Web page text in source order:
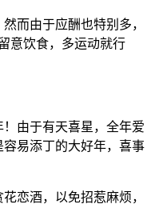
而由于应酬也特别多，
意饮食，多运动就行
由于有天喜星，全年爱
易添丁的大好年，喜事
恋酒，以免招惹麻烦，